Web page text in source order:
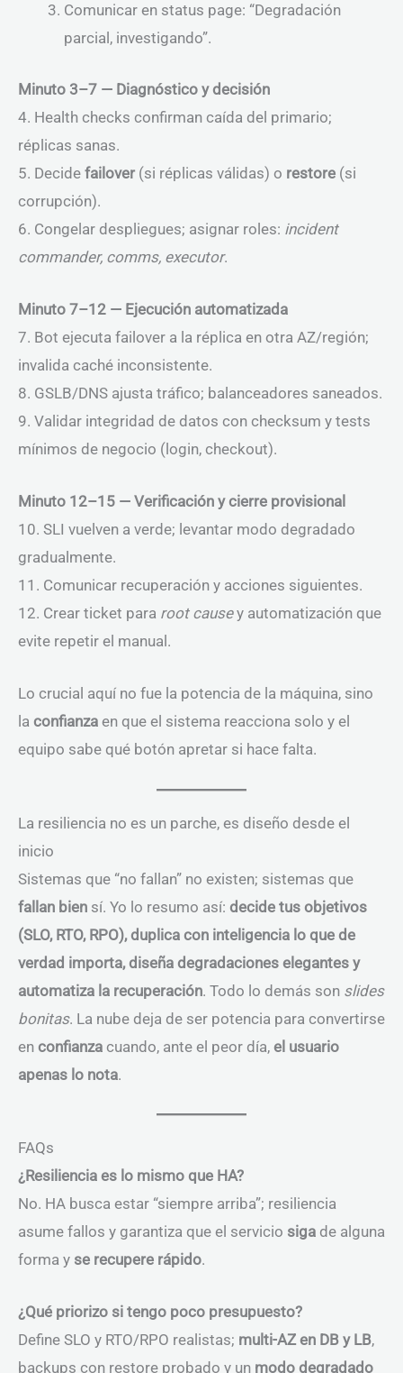
Comunicar en status page: “Degradación
parcial, investigando”.
Minuto 3–7 — Diagnóstico y decisión
4. Health checks confirman caída del primario;
réplicas sanas.
5. Decide failover(si réplicas válidas) o restore (si
corrupción).
6. Congelar despliegues; asignar roles: incident
commander, comms, executor.
Minuto 7–12 — Ejecución automatizada
7. Bot ejecuta failover a la réplica en otra AZ/región;
invalida caché inconsistente.
8. GSLB/DNS ajusta tráfico; balanceadores saneados.
9. Validar integridad de datos con checksum y tests
mínimos de negocio (login, checkout).
Minuto 12–15 — Verificación y cierre provisional
10. SLI vuelven a verde; levantar modo degradado
gradualmente.
11. Comunicar recuperación y acciones siguientes.
12. Crear ticket para root causey automatización que
evite repetir el manual.
Lo crucial aquí no fue la potencia de la máquina, sino
la confianza en que el sistema reacciona solo y el
equipo sabe qué botón apretar si hace falta.
La resiliencia no es un parche, es diseño desde el
inicio
Sistemas que “no fallan” no existen; sistemas que
fallan bien sí. Yo lo resumo así: decide tus objetivos
(SLO, RTO, RPO), duplica con inteligencia lo que de
verdad importa, diseña degradaciones elegantes y
automatiza la recuperación. Todo lo demás son slides
bonitas. La nube deja de ser potencia para convertirse
en confianza cuando, ante el peor día, el usuario
apenas lo nota.
FAQs
¿Resiliencia es lo mismo que HA?
No. HA busca estar “siempre arriba”; resiliencia
asume fallos y garantiza que el servicio siga de alguna
forma y se recupere rápido.
¿Qué priorizo si tengo poco presupuesto?
Define SLO y RTO/RPO realistas; multi-AZ en DB y LB,
backups con restore probado y un modo degradado